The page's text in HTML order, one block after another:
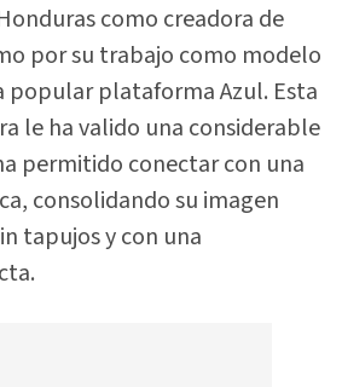
como creadora de
por su trabajo como modelo
popular plataforma Azul. Esta
le ha valido una considerable
permitido conectar con una
consolidando su imagen
tapujos y con una